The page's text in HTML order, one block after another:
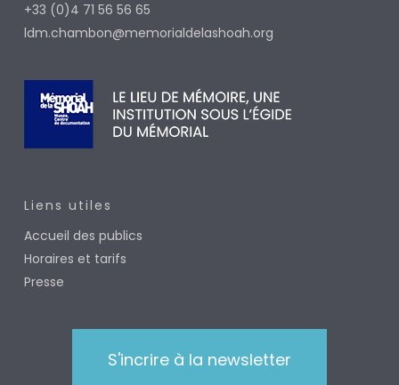
+33 (0)4 71 56 56 65
ldm.chambon@memorialdelashoah.org
Liens utiles
Accueil des publics
Horaires et tarifs
Presse
S'incrire à la newsletter